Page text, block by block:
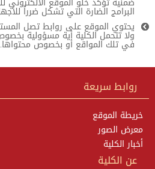
البرامج الضارة التي تشكل ضرراً
يحتوي الموقع على روابط تصل
ولا تتحمل الكلية أية مسؤولية
في تلك المواقع أو بخصوص محتواها.
روابط سريعة
خريطة الموقع
معرض الصور
أخبار الكلية
عن الكلية